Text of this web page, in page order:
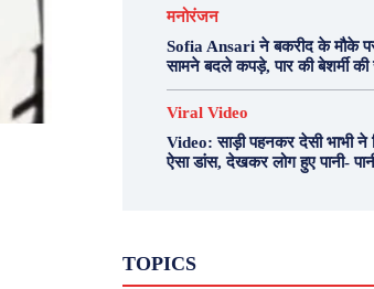
मनोरंजन
Sofia Ansari ने बकरीद के मौके
सामने बदले कपड़े, पार की बेशर्मी की
Viral Video
Video: साड़ी पहनकर देसी भाभी ने
ऐसा डांस, देखकर लोग हुए पानी-
TOPICS